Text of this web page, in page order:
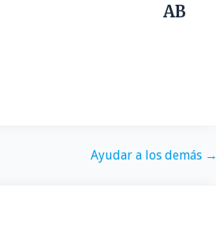
AB
Ayudar a los demás →